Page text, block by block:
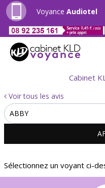
Voyance Audiotel
Cabinet
Voir tous les avis
Sélectionnez un voyant ci-